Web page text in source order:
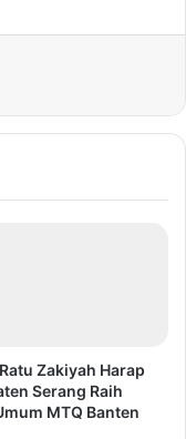
Zakiyah Harap
Serang Raih
MTQ Banten